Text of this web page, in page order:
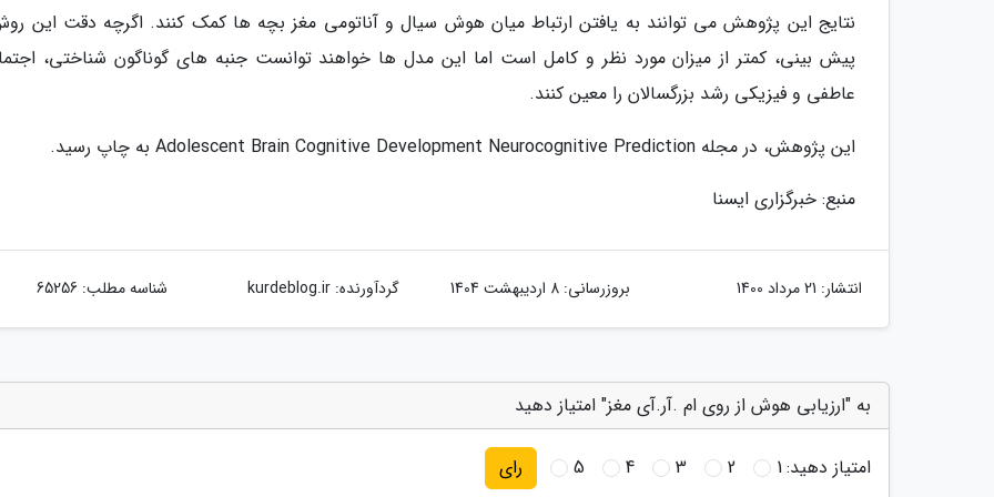
نتایج این پژوهش می توانند به یافتن ارتباط میان هوش سیال و آناتومی مغز بچه ها کمک کنند. اگرچه دقت این
پیش بینی، کمتر از میزان مورد نظر و کامل است اما این مدل ها خواهند توانست جنبه های گوناگون شناختی،
عاطفی و فیزیکی رشد بزرگسالان را معین کنند.
این پژوهش، در مجله Adolescent Brain Cognitive Development Neurocognitive Prediction به چاپ رسید.
منبع: خبرگزاری ایسنا
انتشار: 21 مرداد 1400 بروزرسانی: 8 اردیبهشت 1404 گردآورنده:kurdeblog.ir شناسه مطلب: 65256
به "ارزیابی هوش از روی ام .آر.آی مغز" امتیاز دهید
امتیاز دهید:1
2
3
4
5 رای